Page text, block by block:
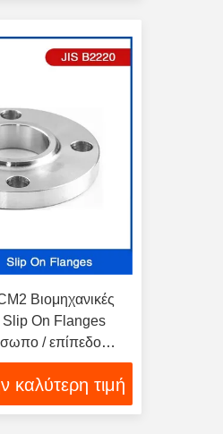
Βιομηχανικές
On Flanges
/ επίπεδο
για
καλύτερη τιμή